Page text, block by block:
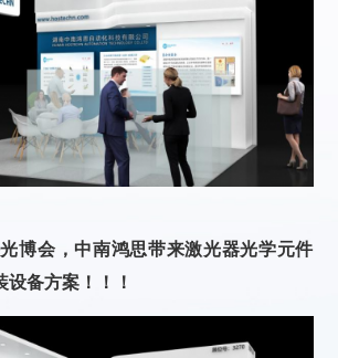
博会，中南鸿思带来激光器光学元件
备方案！！！